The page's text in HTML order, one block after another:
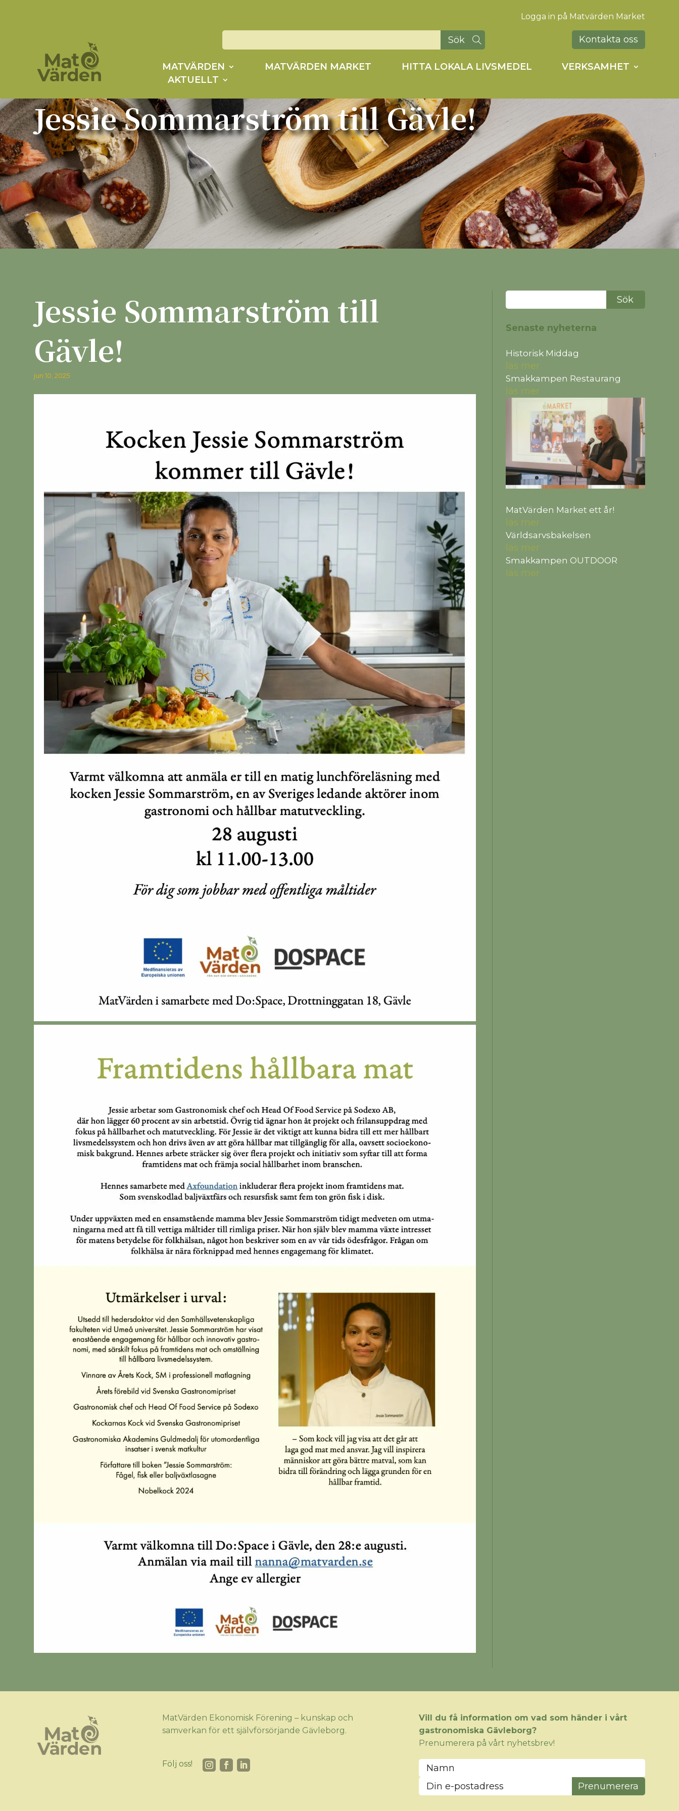
Logga in på Matvärden Market
Kontakta oss
MATVÄRDEN MATVÄRDEN MARKET HITTA LOKALA LIVSMEDEL
VERKSAMHET
AKTUELLT
Jessie Sommarström till Gävle!
Jessie Sommarström till
Gävle!
jun 10, 2025
Senaste nyheterna
Historisk Middag
läs mer
Smakkampen Restaurang
läs mer
MatVärden Market ett år!
läs mer
Världsarvsbakelsen
läs mer
Smakkampen OUTDOOR
läs mer
MatVärden Ekonomisk Förening – kunskap och
samverkan för ett självförsörjande Gävleborg.
Följ oss!
Vill du få information om vad som händer i vårt
gastronomiska Gävleborg?
Prenumerera på vårt nyhetsbrev!